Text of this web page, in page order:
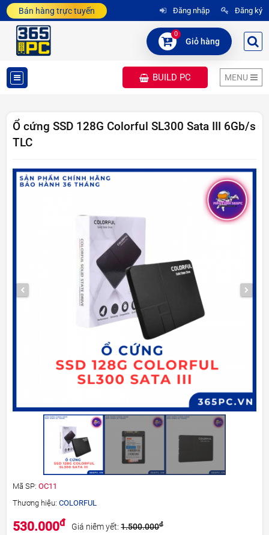
Bán hàng trực tuyến Đăng nhập Đăng ký
0
Giỏ hàng
MỤC
SẢN
PHẨM
MENU
BUILD PC
Ổ cứng SSD 128G Colorful SL300 Sata III 6Gb/s
TLC
Mã SP:OC11
Thương hiệu:COLORFUL
530.000đ Giá niêm yết:1.500.000đ